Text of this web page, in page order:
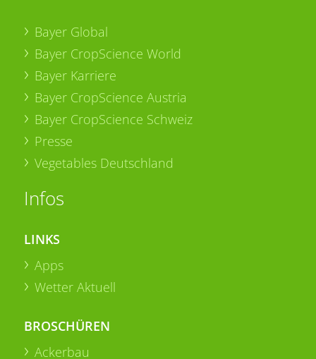
Bayer Global
Bayer CropScience World
Bayer Karriere
Bayer CropScience Austria
Bayer CropScience Schweiz
Presse
Vegetables Deutschland
Infos
LINKS
Apps
Wetter Aktuell
BROSCHÜREN
Ackerbau